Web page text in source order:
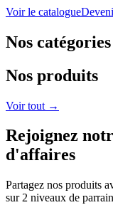
Voir le catalogue
Nos catégories
Nos produits
Voir tout →
Rejoignez
d'affaires
Partagez nos produits
sur 2 niveaux de